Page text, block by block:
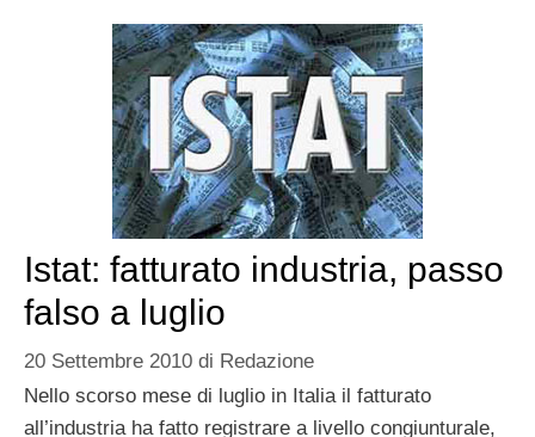
Istat: fatturato industria, passo
falso a luglio
20 Settembre 2010 di Redazione
Nello scorso mese di luglio in Italia il fatturato
all’industria ha fatto registrare a livello congiunturale,